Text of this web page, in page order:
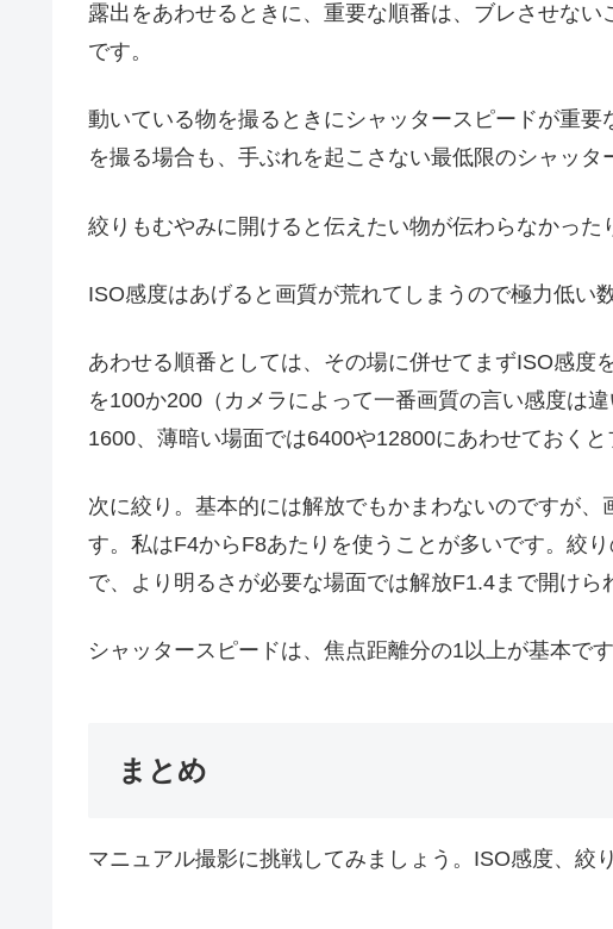
露出をあわせるときに、重要な順番は、ブレさせな
です。
動いている物を撮るときにシャッタースピードが重
を撮る場合も、手ぶれを起こさない最低限のシャッタ
絞りもむやみに開けると伝えたい物が伝わらなかった
ISO感度はあげると画質が荒れてしまうので極力低い
あわせる順番としては、その場に併せてまずISO感度
を100か200（カメラによって一番画質の言い感度は
1600、薄暗い場面では6400や12800にあわせておくと
次に絞り。基本的には解放でもかまわないのですが
す。私はF4からF8あたりを使うことが多いです。絞
で、より明るさが必要な場面では解放F1.4まで開けら
シャッタースピードは、焦点距離分の1以上が基本です
まとめ
マニュアル撮影に挑戦してみましょう。ISO感度、絞